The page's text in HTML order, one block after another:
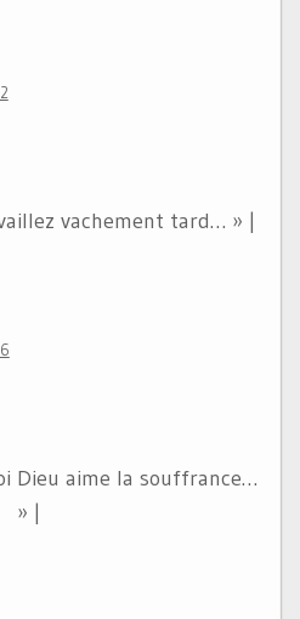
vachement tard… » |
Dieu aime la souffrance…
» |